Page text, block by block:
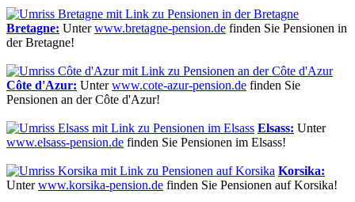
Bretagne: Unterwww.bretagne-pension.de finden Sie Pensionen in
der Bretagne!
Côte d'Azur: Unterwww.cote-azur-pension.de finden Sie
Pensionen an der Côte d'Azur!
Elsass: Unter
www.elsass-pension.de finden Sie Pensionen im Elsass!
Korsika:
Unterwww.korsika-pension.de finden Sie Pensionen auf Korsika!